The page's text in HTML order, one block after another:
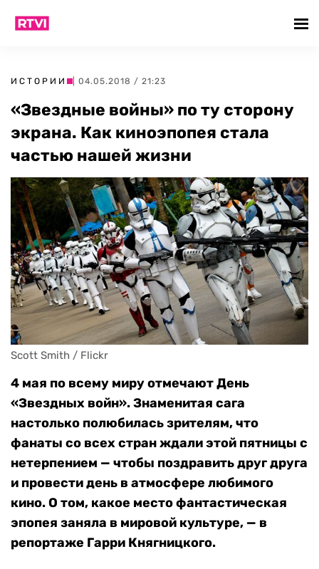
ИСТОРИИ | 04.05.2018 / 21:23
«Звездные войны» по ту сторону
экрана. Как киноэпопея стала
частью нашей жизни
Scott Smith / Flickr
4 мая по всему миру отмечают День
«Звездных войн». Знаменитая сага
настолько полюбилась зрителям, что
фанаты со всех стран ждали этой пятницы с
нетерпением — чтобы поздравить друг друга
и провести день в атмосфере любимого
кино. О том, какое место фантастическая
эпопея заняла в мировой культуре, — в
репортаже Гарри Княгницкого.